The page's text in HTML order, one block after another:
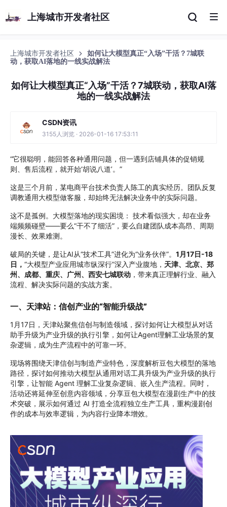
上海城市开发者社区
上海城市开发者社区
如何让大模型真正“入场”干活？7城联
动，获取AI落地的一线实战解法
如何让大模型真正“入场”干活？7城联动，获取AI落
地的一线实战解法
CSDN资讯
3155人浏览 · 2026-01-16 17:53:11
“它很聪明，能回答各种通用问题，但一遇到店铺具体的促销规
则、售后流程，就开始‘胡说八道’。”
这是三个月前，某电商平台技术负责人陈工的真实经历。团队反复
调教通用大模型做客服，却始终无法解决业务中的实际问题。
这不是孤例。 大模型落地的现实困境： 技术看似强大，却在业务
端频频碰壁——要么“干不了细活” ，要么自建团队成本高昂、周期
漫长、效果难测。
破局的关键，是让AI从“技术工具”进化为“业务伙伴”。 1月17日-18
日， “大模型产业应用城市纵深行”深入产业腹地， 天津、北京、郑
州、成都、重庆、广州、 西安七城联动 ， 带来真正理解行业、融入
流程、解决实际问题的实战方案。
一、天津站：信创产业的“智能升级战”
1月17日，天津站聚焦信创与制造领域，探讨如何让大模型从对话
助手升级为产业升级的执行引擎 ， 如何让Agent理解工业场景的复
杂逻辑，成为生产流程中的可靠一环。
现场将围绕天津信创与制造产业特色，深度解析豆包大模型的落地
路径，探讨如何推动大模型从通用对话工具升级为产业升级的执行
引擎，让智能 Agent 理解工业复杂逻辑、嵌入生产流程。同时，
活动还将延伸至创意内容领域，分享豆包大模型在漫剧生产中的技
术突破，展示如何通过 AI 打造全流程独立生产工具，重构漫剧创
作的成本与效率逻辑，为内容行业降本增效。